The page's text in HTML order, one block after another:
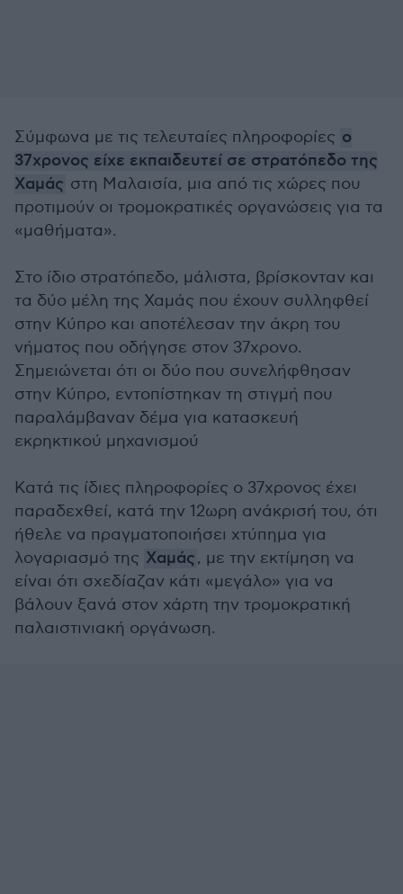
Σύμφωνα με τις τελευταίες πληροφορίες ο
37χρονος είχε εκπαιδευτεί σε στρατόπεδο της
Χαμάς στη Μαλαισία, μια από τις χώρες που
προτιμούν οι τρομοκρατικές οργανώσεις για τα
«μαθήματα».
Στο ίδιο στρατόπεδο, μάλιστα, βρίσκονταν και
τα δύο μέλη της Χαμάς που έχουν συλληφθεί
στην Κύπρο και αποτέλεσαν την άκρη του
νήματος που οδήγησε στον 37χρονο.
Σημειώνεται ότι οι δύο που συνελήφθησαν
στην Κύπρο, εντοπίστηκαν τη στιγμή που
παραλάμβαναν δέμα για κατασκευή
εκρηκτικού μηχανισμού
Κατά τις ίδιες πληροφορίες ο 37χρονος έχει
παραδεχθεί, κατά την 12ωρη ανάκρισή του, ότι
ήθελε να πραγματοποιήσει χτύπημα για
λογαριασμό της Χαμάς, με την εκτίμηση να
είναι ότι σχεδίαζαν κάτι «μεγάλο» για να
βάλουν ξανά στον χάρτη την τρομοκρατική
παλαιστινιακή οργάνωση.